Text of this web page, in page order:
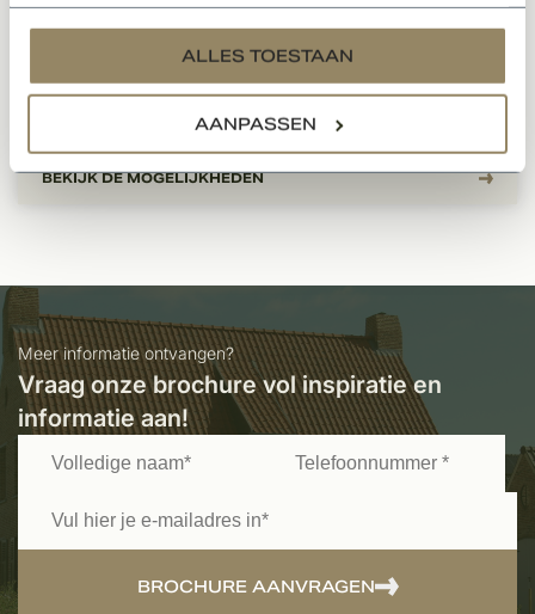
services.
ALLES TOESTAAN
AANPASSEN
Maatwerk Kempische woning
Prijs op aanvraag
BEKIJK DE MOGELIJKHEDEN
Meer informatie ontvangen?
Vraag onze brochure vol inspiratie en
informatie aan!
BROCHURE AANVRAGEN